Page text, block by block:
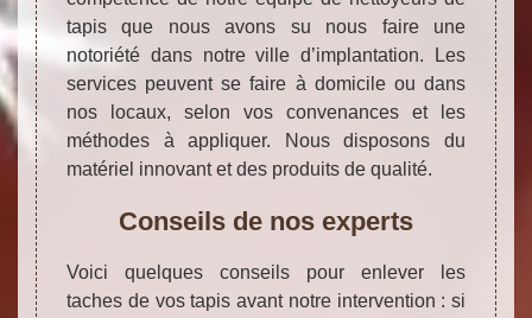
tapis que nous avons su nous faire une
notoriété dans notre ville d’implantation. Les
services peuvent se faire à domicile ou dans
nos locaux, selon vos convenances et les
méthodes à appliquer. Nous disposons du
matériel innovant et des produits de qualité.
Conseils de nos experts
Voici quelques conseils pour enlever les
taches de vos tapis avant notre intervention : si